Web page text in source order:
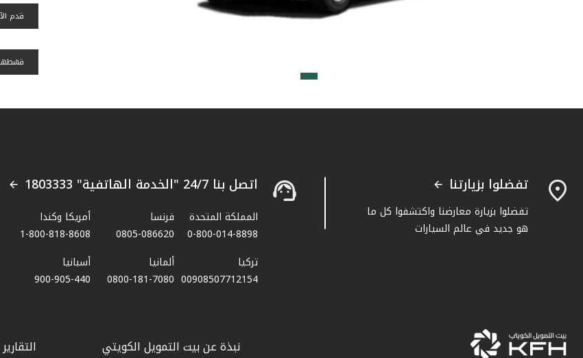
قدم
قسًطها
تفضلوا بزيارتنا
تفضلوا بزيارة معارضنا واكتشفوا كل ما
هو جديد في عالم السيارات
اتصل بنا 24/7 "الخدمة الهاتفية" 1803333
المملكة المتحدة
0-800-014-8898
فرنسا
0805-086620
أمريكا وكندا
1-800-818-8608
تركيا
00908507712154​
ألمانيا
0800-181-7080
أسبانيا
900-905-440
نبذة عن بيت التمويل الكويتي